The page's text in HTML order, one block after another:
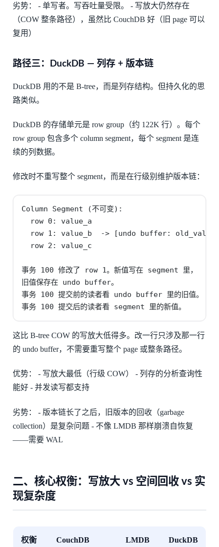
劣势： - 单写者。写吞吐量受限。 - 写放大仍然存在
（COW 整条路径），虽然比 CouchDB 好（旧 page 可以
复用）
路径三：DuckDB — 列存 + 版本链
DuckDB 用的不是 B-tree，而是列存结构。但持久化的思
路类似。
DuckDB 的存储单元是 row group（约 122K 行）。每个
row group 包含多个 column segment，每个 segment 是连
续的列数据。
修改时不重写整个 segment，而是在行级别维护版本链：
Column Segment (不可变):
  row 0: value_a
row 1: value_b  -> [undo buffer:
  row 2: value_c
事务 100 修改了 row 1。新值写在 segment 里，
旧值保存在 undo buffer。
事务 100 提交前的读者看 undo buffer 里的旧值。
事务 100 提交后的读者看 segment 里的新值。
这比 B-tree COW 的写放大低得多。改一行只涉及那一行
的 undo buffer，不需要重写整个 page 或整条路径。
优势： - 写放大最低（行级 COW） - 列存的分析查询性
能好 - 并发读写都支持
劣势： - 版本链长了之后，旧版本的回收（garbage
collection）是复杂问题 - 不像 LMDB 那样崩溃自恢复
——需要 WAL
二、核心权衡：写放大 vs 空间回收 vs 实
现复杂度
权衡 CouchDB LMDB DuckDB